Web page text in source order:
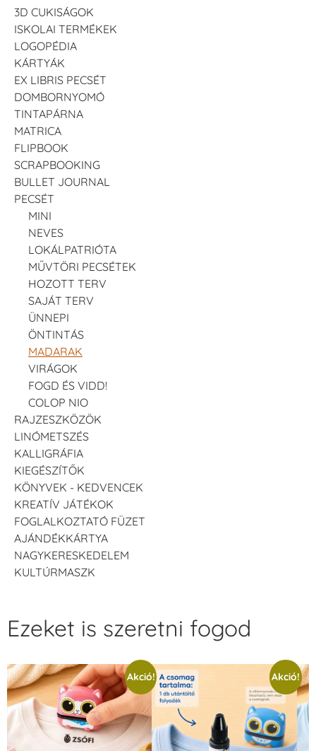
3D CUKISÁGOK
ISKOLAI TERMÉKEK
LOGOPÉDIA
KÁRTYÁK
EX LIBRIS PECSÉT
DOMBORNYOMÓ
TINTAPÁRNA
MATRICA
FLIPBOOK
SCRAPBOOKING
BULLET JOURNAL
PECSÉT
MINI
NEVES
LOKÁLPATRIÓTA
MŰVTÖRI PECSÉTEK
HOZOTT TERV
SAJÁT TERV
ÜNNEPI
ÖNTINTÁS
MADARAK
VIRÁGOK
FOGD ÉS VIDD!
COLOP NIO
RAJZESZKÖZÖK
LINÓMETSZÉS
KALLIGRÁFIA
KIEGÉSZÍTŐK
KÖNYVEK - KEDVENCEK
KREATÍV JÁTÉKOK
FOGLALKOZTATÓ FÜZET
AJÁNDÉKKÁRTYA
NAGYKERESKEDELEM
KULTÚRMASZK
Ezeket is szeretni fogod
Akció! Akció!